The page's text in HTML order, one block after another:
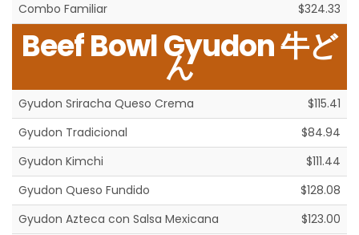
Combo Familiar $324.33
Beef Bowl Gyudon 牛ど
ん
Gyudon Sriracha Queso Crema
$115.41
Gyudon Tradicional
$84.94
Gyudon Kimchi
$111.44
Gyudon Queso Fundido
$128.08
Gyudon Azteca con Salsa Mexicana
$123.00